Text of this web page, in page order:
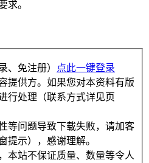
求。
、免注册）
点此一键登录
提供方。如果您对本资料有版
行处理（联系方式详见页
等问题导致下载失败，请加客
提示），感谢理解。
本站不保证质量、数量等令人